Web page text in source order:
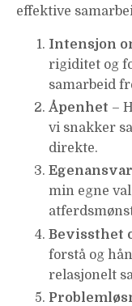
effektive
Intensjon
rigiditet og
samarbeid
Åpenhet –
vi snakker
direkte.
Egenansvar
min egne
Bevissthet
forstå og
relasjonelt